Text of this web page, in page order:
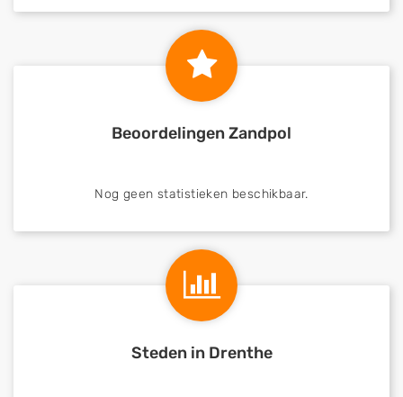
Beoordelingen Zandpol
Nog geen statistieken beschikbaar.
Steden in Drenthe